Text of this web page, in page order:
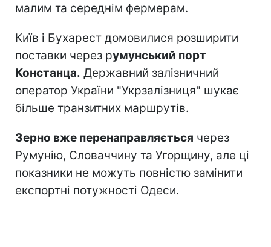
малим та середнім фермерам.
Київ і Бухарест домовилися розширити
поставки через румунський порт
Констанца. Державний залізничний
оператор України "Укрзалізниця" шукає
більше транзитних маршрутів.
Зерно вже перенаправляється через
Румунію, Словаччину та Угорщину, але ці
показники не можуть повністю замінити
експортні потужності Одеси.